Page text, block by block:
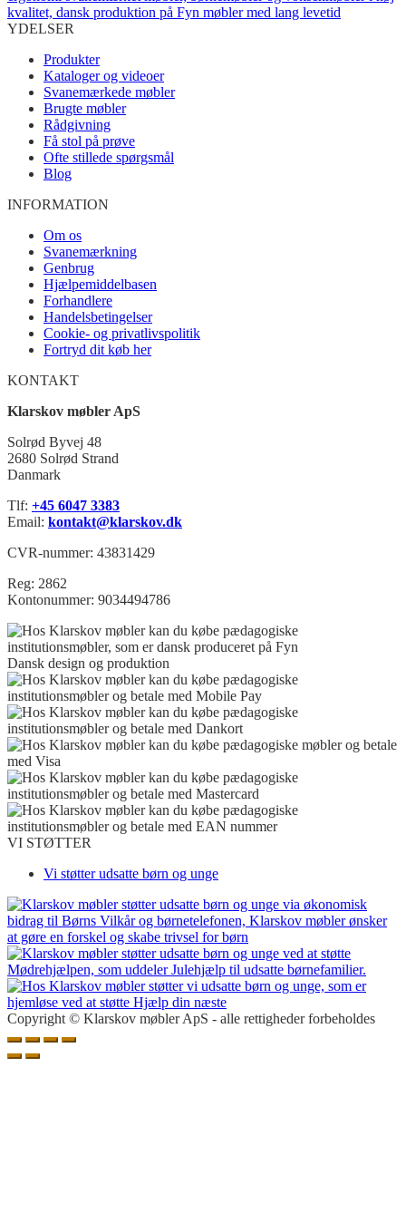
YDELSER
Produkter
Kataloger og videoer
Svanemærkede møbler
Brugte møbler
Rådgivning
Få stol på prøve
Ofte stillede spørgsmål
Blog
INFORMATION
Om os
Svanemærkning
Genbrug
Hjælpemiddelbasen
Forhandlere
Handelsbetingelser
Cookie- og privatlivspolitik
Fortryd dit køb her
KONTAKT
Klarskov møbler ApS
Solrød Byvej 48
2680 Solrød Strand
Danmark
Tlf: +45 6047 3383
Email: kontakt@klarskov.dk
CVR-nummer: 43831429
Reg: 2862
Kontonummer: 9034494786
Dansk design og produktion
VI STØTTER
Vi støtter udsatte børn og unge
Copyright © Klarskov møbler ApS - alle rettigheder forbeholdes